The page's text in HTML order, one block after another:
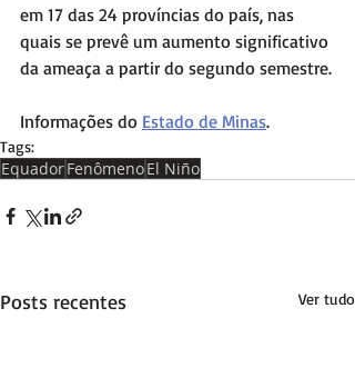
em 17 das 24 províncias do país, nas
quais se prevê um aumento significativo
da ameaça a partir do segundo semestre.
Informações do Estado de Minas.
Tags:
EquadorFenômenoEl Niño
Posts recentes Ver tudo